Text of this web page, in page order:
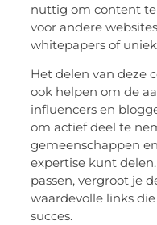
nuttig om content
voor andere
whitepapers of
Het delen van deze
ook helpen om de
influencers en
om actief deel te
gemeenschappen
expertise kunt
passen, vergroot je
waardevolle links
succes.